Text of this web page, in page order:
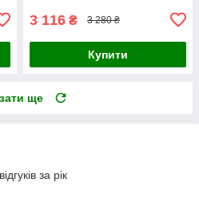
3 116 ₴ 3 280 ₴
Купити
ще
за рік